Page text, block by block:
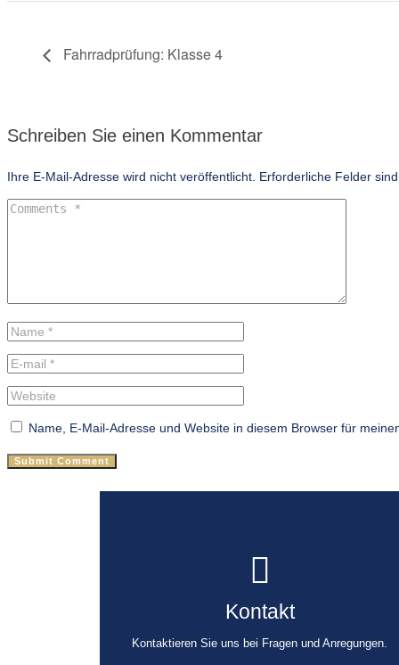
Fahrradprüfung: Klasse 4
Schreiben Sie einen Kommentar
Ihre E-Mail-Adresse wird nicht veröffentlicht. Erforderliche Felder
Name, E-Mail-Adresse und Website in diesem Browser für
Kontakt
Kontaktieren Sie uns bei Fragen und Anregungen.